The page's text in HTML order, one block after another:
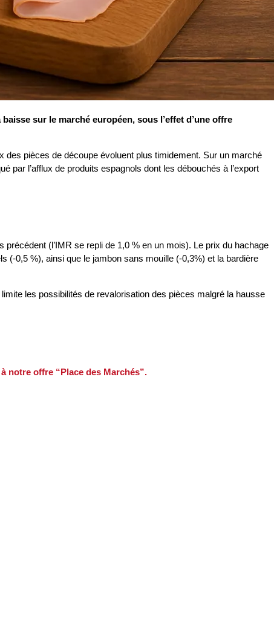
sur le marché européen, sous l’effet d’une offre
pièces de découpe évoluent plus timidement. Sur un marché
par l’afflux de produits espagnols dont les débouchés à l’export
(l’IMR se repli de 1,0 % en un mois). Le prix du hachage
(-0,5 %), ainsi que le jambon sans mouille (-0,3%) et la bardière
les possibilités de revalorisation des pièces malgré la hausse
notre offre “Place des Marchés”.